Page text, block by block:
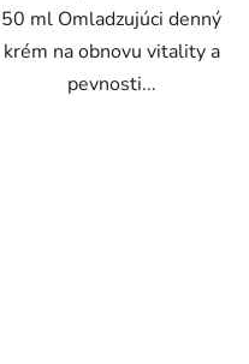
50 ml Omladzujúci denný
krém na obnovu vitality a
pevnosti...